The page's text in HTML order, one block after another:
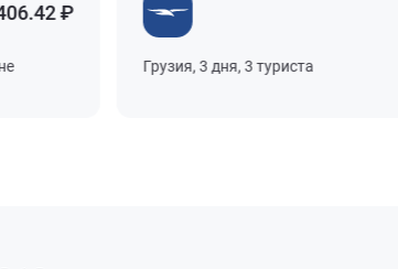
₽
Грузия, 3 дня, 3 туриста